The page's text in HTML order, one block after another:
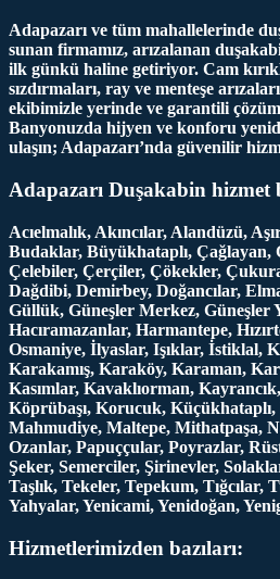
Adapazarı ve tüm mahallelerinde
sunan firmamız, arızalanan
ilk günkü haline getiriyor. Cam
sızdırmaları, ray ve menteşe
ekibimizle yerinde ve garantili
Banyonuzda hijyen ve konforu
ulaşın; Adapazarı’nda güvenilir
Adapazarı Duşakabin hizmet
Acıelmalık, Akıncılar, Alandüzü,
Budaklar, Büyükhataplı, Çağlayan,
Çelebiler, Çerçiler, Çökekler,
Dağdibi, Demirbey, Doğancılar,
Güllük, Güneşler Merkez, Güneşler
Hacıramazanlar, Harmantepe,
Osmaniye, İlyaslar, Işıklar, İstiklal,
Karakamış, Karaköy, Karaman,
Kasımlar, Kavaklıorman,
Köprübaşı, Korucuk,
Mahmudiye, Maltepe, Mithatpaşa,
Ozanlar, Papuççular, Poyrazlar,
Şeker, Semerciler, Şirinevler,
Taşlık, Tekeler, Tepekum, Tığcılar,
Yahyalar, Yenicami, Yenidoğan,
Hizmetlerimizden bazıları: